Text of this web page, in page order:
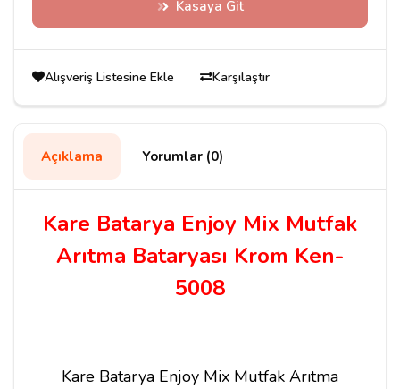
Kasaya Git
Alışveriş Listesine Ekle Karşılaştır
Açıklama Yorumlar (0)
Kare Batarya Enjoy Mix Mutfak
Arıtma Bataryası Krom Ken-
5008
Kare Batarya Enjoy Mix Mutfak Arıtma